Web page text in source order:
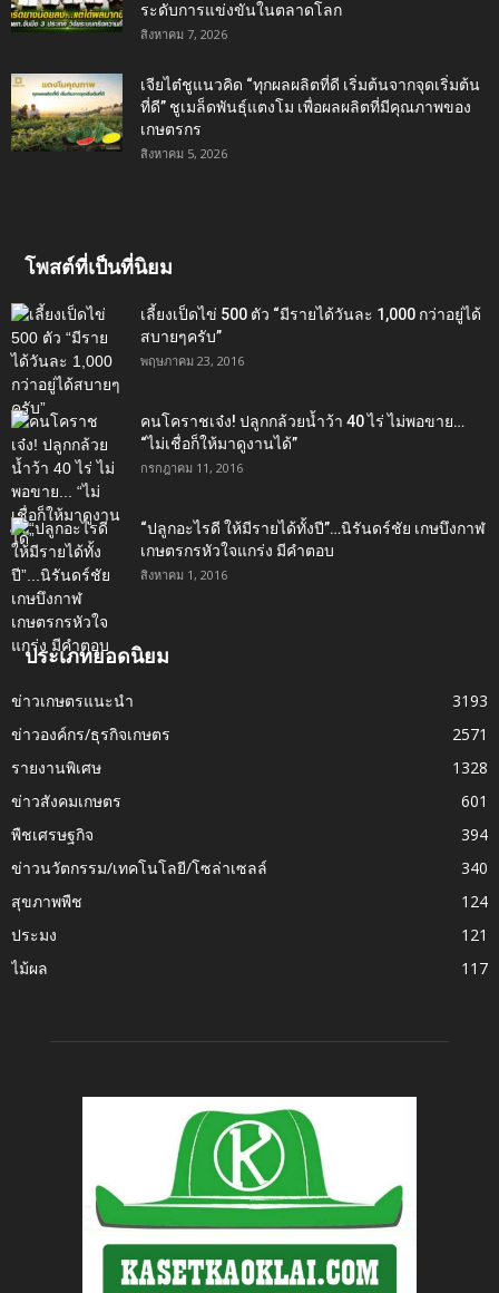
ระดับการแข่งขันในตลาดโลก
สิงหาคม 7, 2026
เจียไต๋ชูแนวคิด “ทุกผลผลิตที่ดี เริ่มต้นจากจุดเริ่มต้น
ที่ดี” ชูเมล็ดพันธุ์แตงโม เพื่อผลผลิตที่มีคุณภาพของ
เกษตรกร
สิงหาคม 5, 2026
โพสต์ที่เป็นที่นิยม
เลี้ยงเป็ดไข่ 500 ตัว “มีรายได้วันละ 1,000 กว่าอยู่ได้
สบายๆครับ”
พฤษภาคม 23, 2016
คนโคราชเจ๋ง! ปลูกกล้วยน้ำว้า 40 ไร่ ไม่พอขาย…
“ไม่เชื่อก็ให้มาดูงานได้”‬
กรกฎาคม 11, 2016
“ปลูกอะไรดี ให้มีรายได้ทั้งปี”…นิรันดร์ชัย เกษบึงกาฬ
เกษตรกรหัวใจแกร่ง มีคำตอบ
สิงหาคม 1, 2016
ประเภทยอดนิยม
ข่าวเกษตรแนะนำ
3193
ข่าวองค์กร/ธุรกิจเกษตร
2571
รายงานพิเศษ
1328
ข่าวสังคมเกษตร
601
พืชเศรษฐกิจ
394
ข่าวนวัตกรรม/เทคโนโลยี/โซล่าเซลล์
340
สุขภาพพืช
124
ประมง
121
ไม้ผล
117